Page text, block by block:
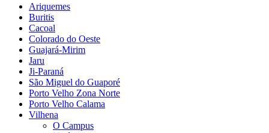
Ariquemes
Buritis
Cacoal
Colorado do Oeste
Guajará-Mirim
Jaru
Ji-Paraná
São Miguel do Guaporé
Porto Velho Zona Norte
Porto Velho Calama
Vilhena
O Campus